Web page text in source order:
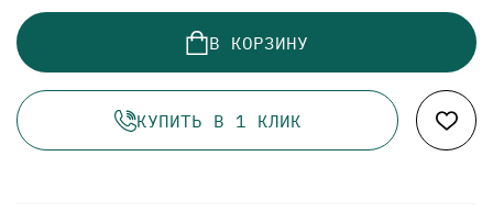
В КОРЗИНУ
КУПИТЬ В 1 КЛИК